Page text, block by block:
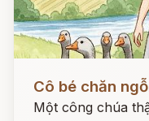
Cô bé chăn
Một công chúa